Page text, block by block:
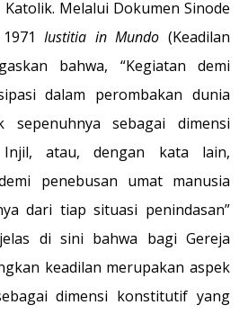
Katolik. Melalui Dokumen Sinode
1971Iustitia in Mundo (Keadilan
bahwa, “Kegiatan demi
dalam perombakan dunia
sepenuhnya sebagai dimensi
atau, dengan kata lain,
penebusan umat manusia
dari tiap situasi penindasan”
di sini bahwa bagi Gereja
keadilan merupakan aspek
dimensi konstitutif yang